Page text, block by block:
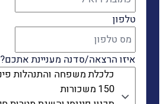
טלפון
איזו הרצאה/סדנה מעניינת אתכם?